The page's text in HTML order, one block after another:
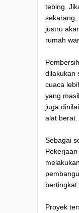
tebing.
sekarang,
justru
rumah
dilakukan
cuaca
yang
juga
alat berat.
Sebagai
bertingkat
Proyek